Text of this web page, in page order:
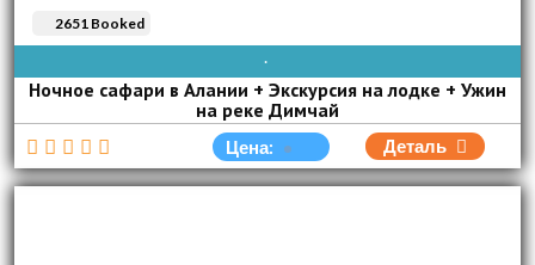
СРЕ
Ночное сафари в Алании + Экскурсия на лодке + Ужин
на реке Димчай
2651 Booked
Цена: Деталь